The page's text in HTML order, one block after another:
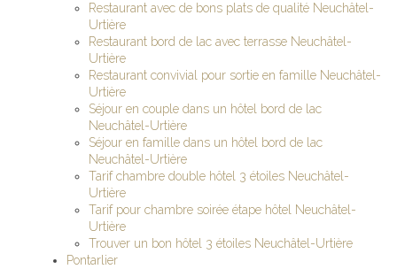
Restaurant avec de bons plats de qualité Neuchâtel-
Urtière
Restaurant bord de lac avec terrasse Neuchâtel-
Urtière
Restaurant convivial pour sortie en famille Neuchâtel-
Urtière
Séjour en couple dans un hôtel bord de lac
Neuchâtel-Urtière
Séjour en famille dans un hôtel bord de lac
Neuchâtel-Urtière
Tarif chambre double hôtel 3 étoiles Neuchâtel-
Urtière
Tarif pour chambre soirée étape hôtel Neuchâtel-
Urtière
Trouver un bon hôtel 3 étoiles Neuchâtel-Urtière
Pontarlier